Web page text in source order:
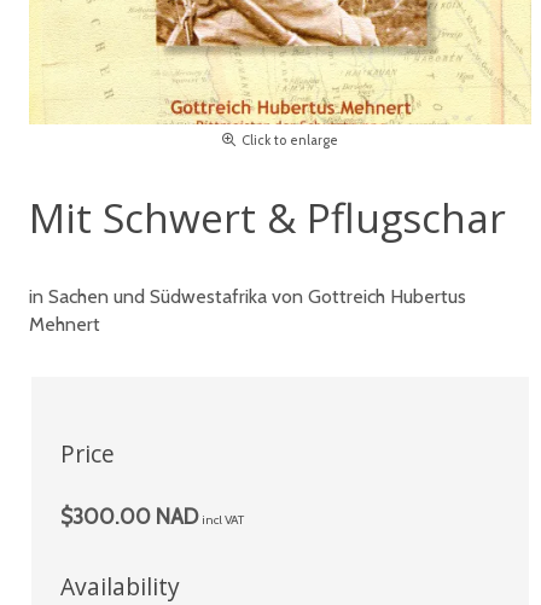
Click to enlarge
Mit Schwert & Pflugschar
in Sachen und Südwestafrika von Gottreich Hubertus
Mehnert
Price
$300.00 NAD incl VAT
Availability